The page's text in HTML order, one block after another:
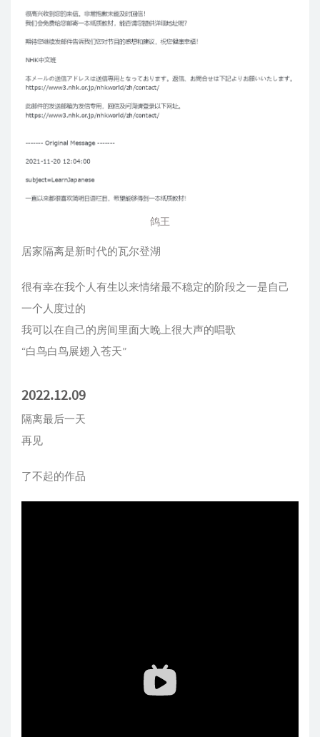
鸽王
居家隔离是新时代的瓦尔登湖
很有幸在我个人有生以来情绪最不稳定的阶段之一是自己
一个人度过的
我可以在自己的房间里面大晚上很大声的唱歌
“白鸟白鸟展翅入苍天”
2022.12.09
隔离最后一天
再见
了不起的作品